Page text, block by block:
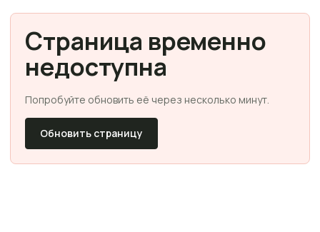
Страница временно
недоступна
Попробуйте обновить её через несколько минут.
Обновить страницу